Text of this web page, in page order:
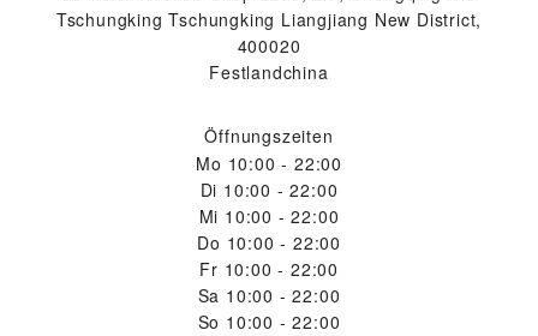
Tschungking Tschungking Liangjiang New District,
400020
Festlandchina
Öffnungszeiten
Mo 10:00 - 22:00
Di 10:00 - 22:00
Mi 10:00 - 22:00
Do 10:00 - 22:00
Fr 10:00 - 22:00
Sa 10:00 - 22:00
So 10:00 - 22:00